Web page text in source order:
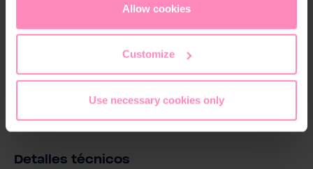
only allow necessary cookies
access and change your chosen setting at any time in
Allow cookies
Customize
Use necessary cookies only
Cepillo para la cabeza del grupo
Manual de instrucciones
Detalles técnicos